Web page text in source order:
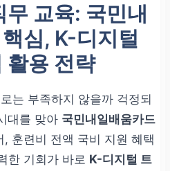
교육: 국민내
심, K-디지털
활용 전략
는 부족하지 않을까 걱정되
대를 맞아 국민내일배움카드
, 훈련비 전액 국비 지원 혜택
한 기회가 바로 K-디지털 트